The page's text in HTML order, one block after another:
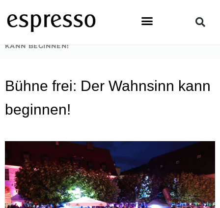
Inhalt
springen
STARTSEITE
KANN BEGINNEN!
Bühne frei: Der Wahnsinn kann
beginnen!